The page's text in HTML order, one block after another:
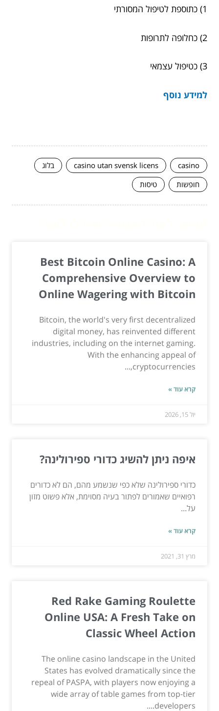
1) כתוספת לטיפול המסורתי
2) כחלופה לתרופות
3) כטיפול עצמאי
למידע נוסף
casino
casino utan svensk licens
בלוג
חופשות
טיסות
Best Bitcoin Online Casino: A
Comprehensive Overview to
Online Wagering with Bitcoin
Bitcoin, the world's very first decentralized
digital money, has reinvented different
industries, including on the internet gaming.
With the enhancing appeal of
cryptocurrencies,...
קרא עוד »
יול 15, 2026
איפה ניתן להשיג כדורי ספירולינה?
כדורי ספירולינה שלא כפי שנשמע מהם, הם לא כדורים
רפואיים שאמורים לפתור בעיה מסוימת, אלא פשוט מזון
על...
קרא עוד »
מרץ 31, 2021
Red Rake Gaming Roulette
Online USA: A Fresh Take on
Classic Wheel Action
The online casino landscape in the United
States has evolved dramatically since the
repeal of PASPA, with players now enjoying a
wide array of table games from top-tier
developers....